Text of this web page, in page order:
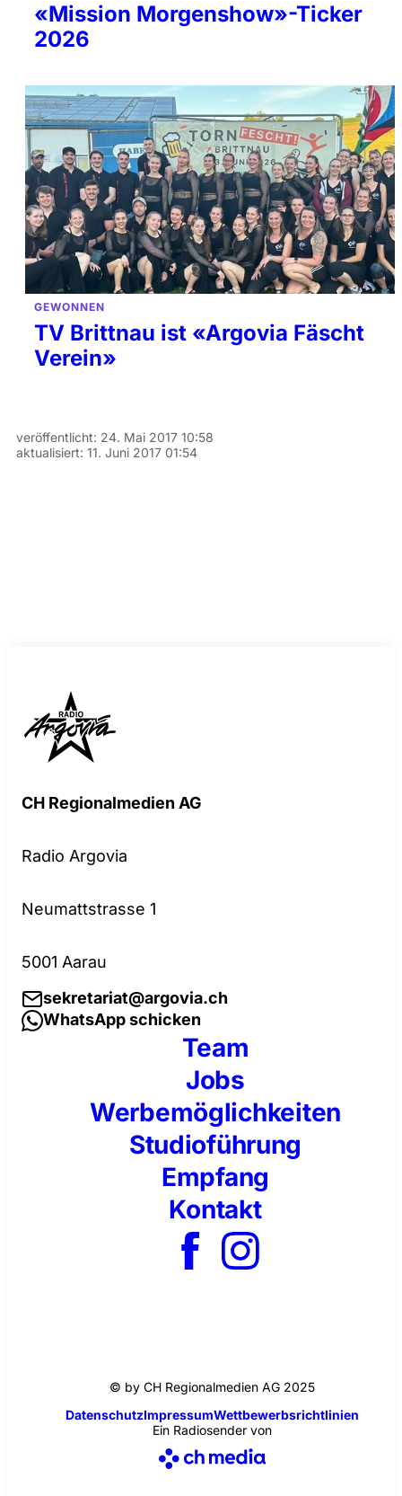
«Mission Morgenshow»-Ticker
2026
GEWONNEN
TV Brittnau ist «Argovia Fäscht
Verein»
veröffentlicht: 24. Mai 2017 10:58
aktualisiert: 11. Juni 2017 01:54
CH Regionalmedien AG
Radio Argovia
Neumattstrasse 1
5001 Aarau
sekretariat@argovia.ch
WhatsApp schicken
Team
Jobs
Werbemöglichkeiten
Studioführung
Empfang
Kontakt
© by CH Regionalmedien AG 2025
DatenschutzImpressumWettbewerbsrichtlinien
Ein Radiosender von